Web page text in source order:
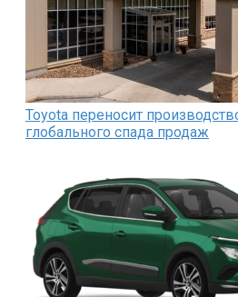
Toyota переносит
глобального спада продаж